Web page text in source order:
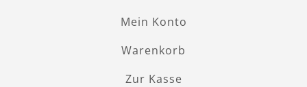
Mein Konto
Warenkorb
Zur Kasse